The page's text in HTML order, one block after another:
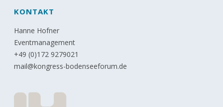
KONTAKT
Hanne Hofner
Eventmanagement
+49 (0)172 9279021
mail@kongress-bodenseeforum.de